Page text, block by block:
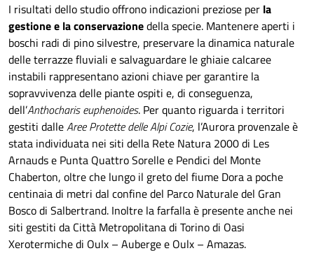
I risultati dello studio offrono indicazioni preziose per la
gestione e la conservazionedella specie. Mantenere aperti i
boschi radi di pino silvestre, preservare la dinamica naturale
delle terrazze fluviali e salvaguardare le ghiaie calcaree
instabili rappresentano azioni chiave per garantire la
sopravvivenza delle piante ospiti e, di conseguenza,
dell’Anthocharis euphenoides. Per quanto riguarda i territori
gestiti dalleAree Protette delle Alpi Cozie, l’Aurora provenzale è
stata individuata nei siti della Rete Natura 2000 di Les
Arnauds e Punta Quattro Sorelle e Pendici del Monte
Chaberton, oltre che lungo il greto del fiume Dora a poche
centinaia di metri dal confine del Parco Naturale del Gran
Bosco di Salbertrand. Inoltre la farfalla è presente anche nei
siti gestiti da Città Metropolitana di Torino di Oasi
Xerotermiche di Oulx – Auberge e Oulx – Amazas.